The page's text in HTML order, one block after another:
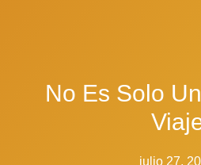
No Es Solo
julio 27,